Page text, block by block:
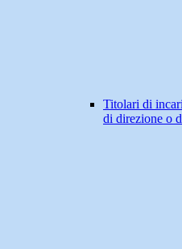
Titolari di
di direzione o